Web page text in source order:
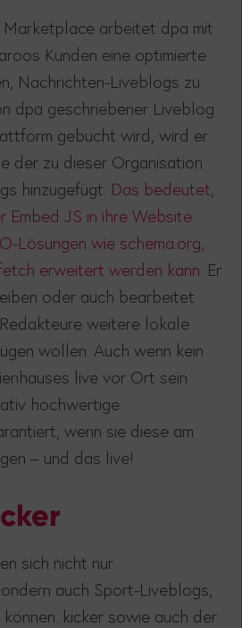
arbeitet dpa mit
Kunden eine optimierte
Nachrichten-Liveblogs zu
dpa geschriebener Liveblog
gebucht wird, wird er
der zu dieser Organisation
hinzugefügt. Das bedeutet,
Embed JS in ihre Website
Lösungen wie schema.org,
erweitert werden kann. Er
oder auch bearbeitet
weitere lokale
wollen. Auch wenn kein
live vor Ort sein
hochwertige
wenn sie diese am
– und das live!
sich nicht nur
auch Sport-Liveblogs,
kicker sowie auch der